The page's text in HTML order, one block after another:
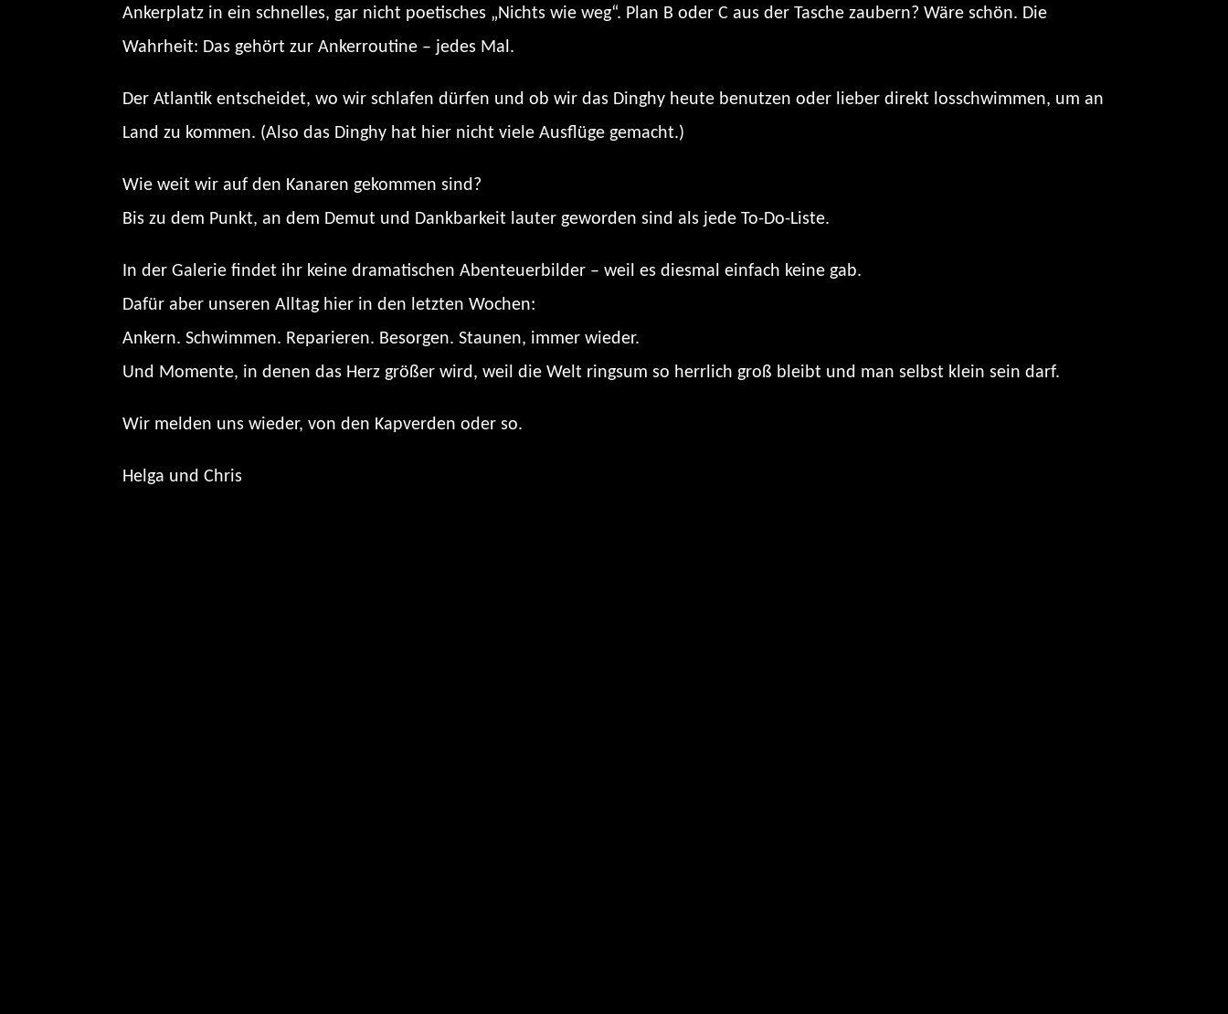
Ankerplatz in ein schnelles, gar nicht poetisches „Nichts wie weg“. Plan B oder C aus der Tasche zaubern? Wäre schön. Die
Wahrheit: Das gehört zur Ankerroutine – jedes Mal.
Der Atlantik entscheidet, wo wir schlafen dürfen und ob wir das Dinghy heute benutzen oder lieber direkt losschwimmen, um an
Land zu kommen. (Also das Dinghy hat hier nicht viele Ausflüge gemacht.)
Wie weit wir auf den Kanaren gekommen sind?
Bis zu dem Punkt, an dem Demut und Dankbarkeit lauter geworden sind als jede To-Do-Liste.
In der Galerie findet ihr keine dramatischen Abenteuerbilder – weil es diesmal einfach keine gab.
Dafür aber unseren Alltag hier in den letzten Wochen:
Ankern. Schwimmen. Reparieren. Besorgen. Staunen, immer wieder.
Und Momente, in denen das Herz größer wird, weil die Welt ringsum so herrlich groß bleibt und man selbst klein sein darf.
Wir melden uns wieder, von den Kapverden oder so.
Helga und Chris